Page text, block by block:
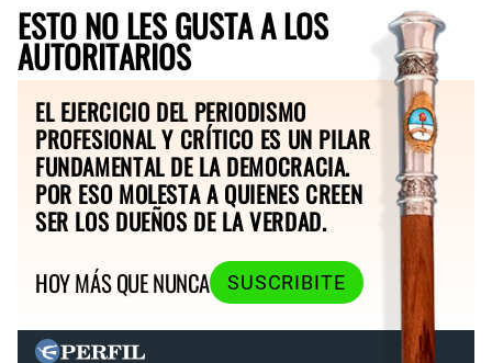
ESTO NO LES GUSTA A LOS
AUTORITARIOS
EL EJERCICIO DEL PERIODISMO
PROFESIONAL Y CRÍTICO ES UN PILAR
FUNDAMENTAL DE LA DEMOCRACIA.
POR ESO MOLESTA A QUIENES CREEN
SER LOS DUEÑOS DE LA VERDAD.
HOY MÁS QUE NUNCA
SUSCRIBITE